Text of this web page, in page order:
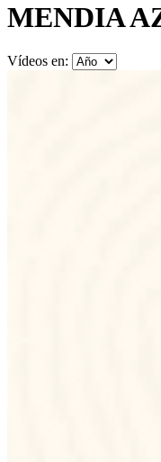
MENDIA
Vídeos en: